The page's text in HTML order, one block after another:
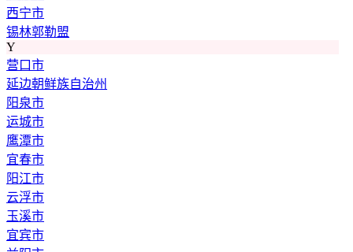
西宁市
锡林郭勒盟
Y
营口市
延边朝鲜族自治州
阳泉市
运城市
鹰潭市
宜春市
阳江市
云浮市
玉溪市
宜宾市